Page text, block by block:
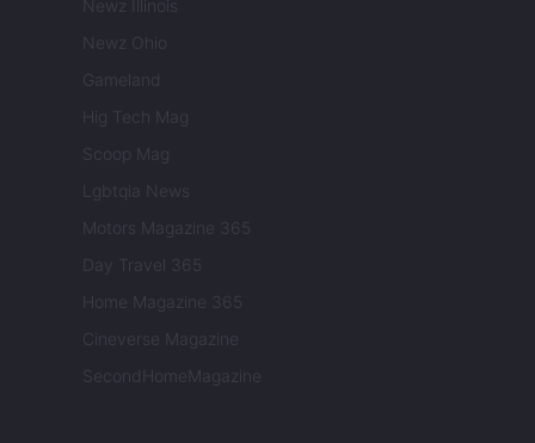
Newz Illinois
Newz Ohio
Gameland
Hig Tech Mag
Scoop Mag
Lgbtqia News
Motors Magazine 365
Day Travel 365
Home Magazine 365
Cineverse Magazine
SecondHomeMagazine